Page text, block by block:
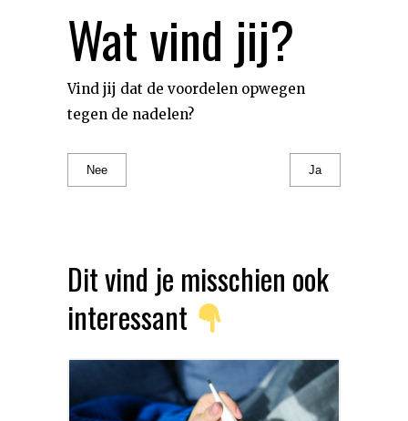
Wat vind jij?
Vind jij dat de voordelen opwegen
tegen de nadelen?
Nee Ja
Dit vind je misschien ook
interessant